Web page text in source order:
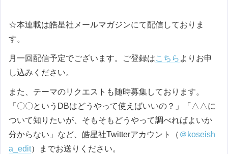
☆本連載は皓星社メールマガジンにて配信しておりま
す。
月一回配信予定でございます。ご登録はこちら よりお申
し込みください。
また、テーマのリクエストも随時募集しております。
「〇〇というDBはどうやって使えばいいの？」「△△に
ついて知りたいが、そもそもどうやって調べればよいか
分からない」など、皓星社Twitterアカウント（ ＠koseish
a_edit）までお送りください。